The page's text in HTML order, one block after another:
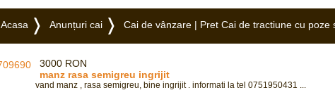
Acasa Anunțuri cai Cai de vânzare | Pret Cai de tractiune cu poze
3000 RON
manz rasa semigreu ingrijit
vand manz , rasa semigreu, bine ingrijit . informati la tel 0751950431 ...